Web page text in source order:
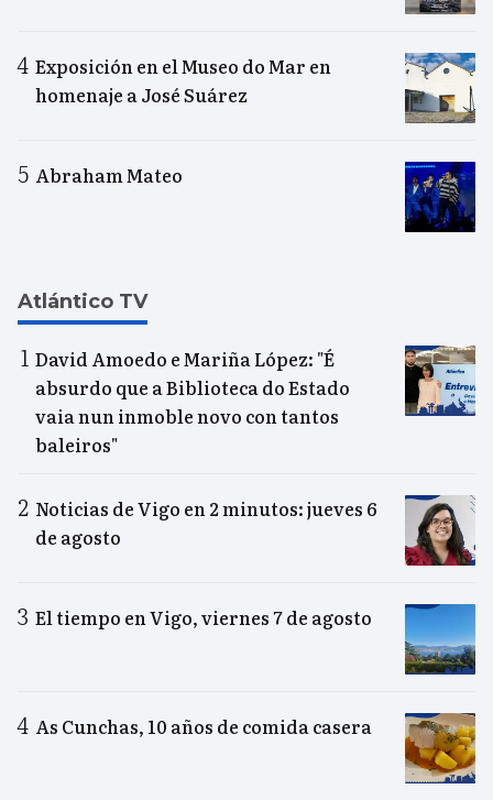
Exposición en el Museo do Mar en
homenaje a José Suárez
Abraham Mateo
Atlántico TV
David Amoedo e Mariña López: "É
absurdo que a Biblioteca do Estado
vaia nun inmoble novo con tantos
baleiros"
Noticias de Vigo en 2 minutos: jueves 6
de agosto
El tiempo en Vigo, viernes 7 de agosto
As Cunchas, 10 años de comida casera